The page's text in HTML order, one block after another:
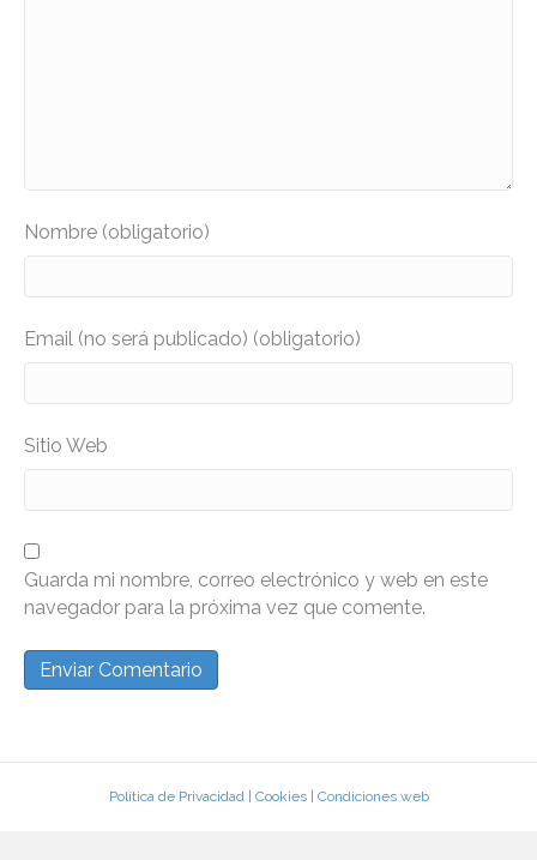
Nombre (obligatorio)
Email (no será publicado) (obligatorio)
Sitio Web
Guarda mi nombre, correo electrónico y web en este
navegador para la próxima vez que comente.
Política de Privacidad | Cookies| Condiciones web